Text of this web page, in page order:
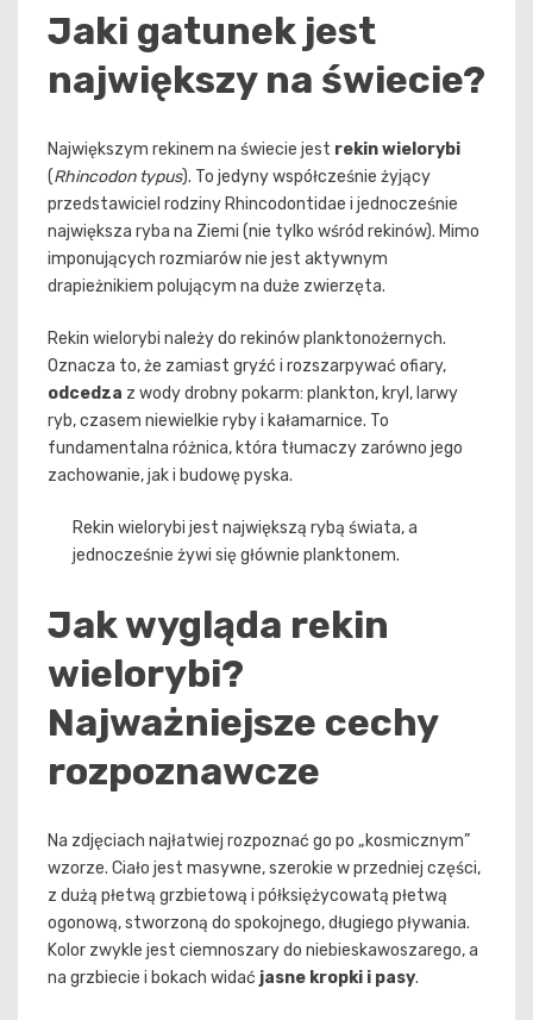
Jaki gatunek jest
największy na świecie?
Największym rekinem na świecie jest rekin wielorybi
(Rhincodon typus). To jedyny współcześnie żyjący
przedstawiciel rodziny Rhincodontidae i jednocześnie
największa ryba na Ziemi (nie tylko wśród rekinów). Mimo
imponujących rozmiarów nie jest aktywnym
drapieżnikiem polującym na duże zwierzęta.
Rekin wielorybi należy do rekinów planktonożernych.
Oznacza to, że zamiast gryźć i rozszarpywać ofiary,
odcedza z wody drobny pokarm: plankton, kryl, larwy
ryb, czasem niewielkie ryby i kałamarnice. To
fundamentalna różnica, która tłumaczy zarówno jego
zachowanie, jak i budowę pyska.
Rekin wielorybi jest największą rybą świata, a
jednocześnie żywi się głównie planktonem.
Jak wygląda rekin
wielorybi?
Najważniejsze cechy
rozpoznawcze
Na zdjęciach najłatwiej rozpoznać go po „kosmicznym”
wzorze. Ciało jest masywne, szerokie w przedniej części,
z dużą płetwą grzbietową i półksiężycowatą płetwą
ogonową, stworzoną do spokojnego, długiego pływania.
Kolor zwykle jest ciemnoszary do niebieskawoszarego, a
na grzbiecie i bokach widać jasne kropki i pasy.